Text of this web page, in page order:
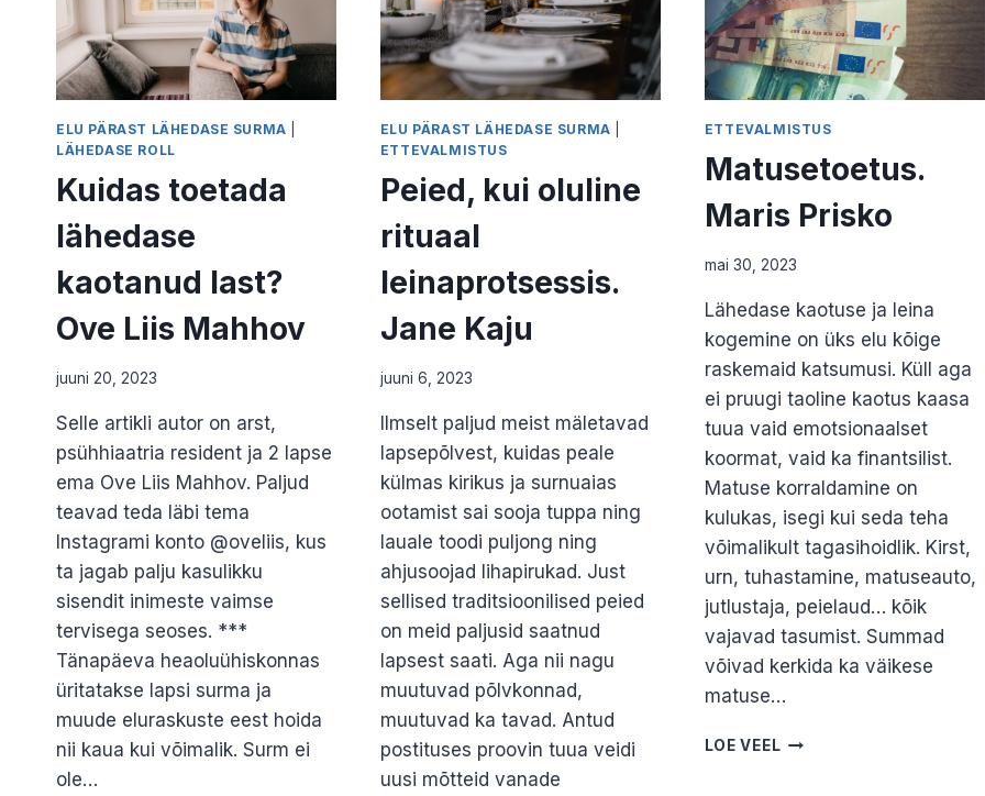
KAJU
LUMESTE
ELU PÄRAST LÄHEDASE SURMA
LÄHEDASE ROLL
Kuidas toetada
lähedase
kaotanud last?
Ove Liis Mahhov
juuni 20, 2023
Selle artikli autor on arst,
psühhiaatria resident ja 2 lapse
ema Ove Liis Mahhov. Paljud
teavad teda läbi tema
Instagrami konto @oveliis, kus
ta jagab palju kasulikku
sisendit inimeste vaimse
tervisega seoses. ***
Tänapäeva heaoluühiskonnas
üritatakse lapsi surma ja
muude eluraskuste eest hoida
nii kaua kui võimalik. Surm ei
ole…
ELU PÄRAST LÄHEDASE SURMA
ETTEVALMISTUS
Peied, kui oluline
rituaal
leinaprotsessis.
Jane Kaju
juuni 6, 2023
Ilmselt paljud meist mäletavad
lapsepõlvest, kuidas peale
külmas kirikus ja surnuaias
ootamist sai sooja tuppa ning
lauale toodi puljong ning
ahjusoojad lihapirukad. Just
sellised traditsioonilised peied
on meid paljusid saatnud
lapsest saati. Aga nii nagu
muutuvad põlvkonnad,
muutuvad ka tavad. Antud
postituses proovin tuua veidi
uusi mõtteid vanade
ETTEVALMISTUS
Matusetoetus.
Maris Prisko
mai 30, 2023
Lähedase kaotuse ja leina
kogemine on üks elu kõige
raskemaid katsumusi. Küll aga
ei pruugi taoline kaotus kaasa
tuua vaid emotsionaalset
koormat, vaid ka finantsilist.
Matuse korraldamine on
kulukas, isegi kui seda teha
võimalikult tagasihoidlik. Kirst,
urn, tuhastamine, matuseauto,
jutlustaja, peielaud… kõik
vajavad tasumist. Summad
võivad kerkida ka väikese
matuse…
LOE VEEL MATUSETOETUS.